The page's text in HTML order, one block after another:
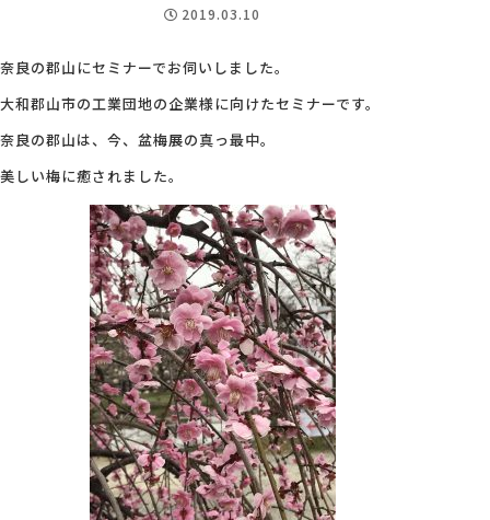
スタッフ紹介
最新ブログ
会社概要
アクセス
採用情報
お問い合わせ
2019.03.10
奈良の郡山にセミナーでお伺いしました。
大和郡山市の工業団地の企業様に向けたセミナーです。
奈良の郡山は、今、盆梅展の真っ最中。
美しい梅に癒されました。